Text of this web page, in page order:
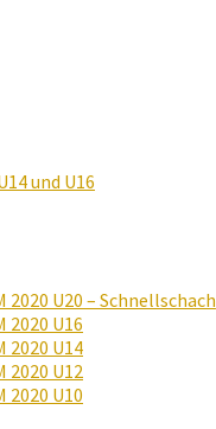
und U16
2020 U20 – Schnellschach
2020 U16
2020 U14
2020 U12
2020 U10